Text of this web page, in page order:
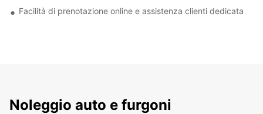
Facilità di prenotazione online e assistenza clienti dedicata
Noleggio auto e furgoni